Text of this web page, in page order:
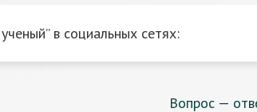
в социальных сетях:
Вопрос —